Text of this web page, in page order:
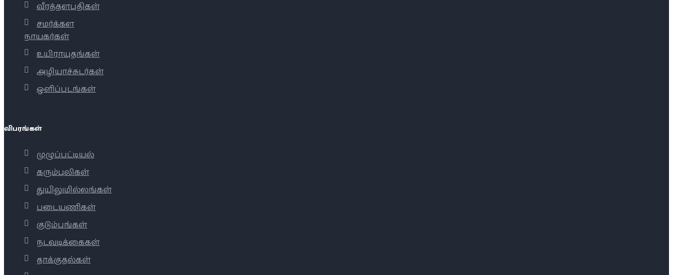
வீரத்தளபதிகள்
சமர்க்கள
நாயகர்கள்
உயிராயுதங்கள்
அழியாச்சுடர்கள்
ஒளிப்படங்கள்
விபரங்கள்
முழுப்பட்டியல்
கரும்புலிகள்
துயிலுமில்லங்கள்
படையணிகள்
குடும்பங்கள்
நடவடிக்கைகள்
தாக்குதல்கள்